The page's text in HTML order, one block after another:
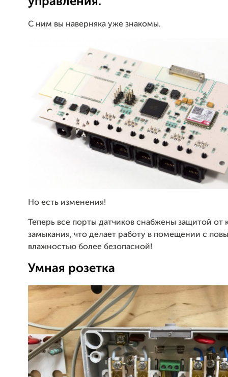
С ним вы наверняка уже знакомы.
Но есть изменения!
Теперь все порты датчиков снабжены защитой от
замыкания, что делает работу в помещении с
влажностью более безопасной!
Умная розетка